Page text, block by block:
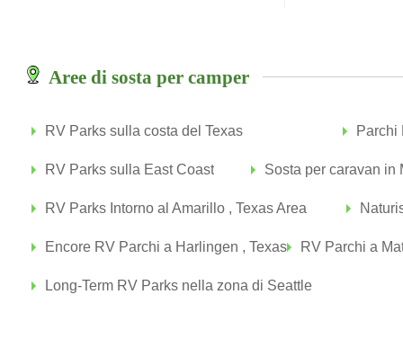
Aree di sosta per camper
RV Parks sulla costa del Texas Parchi
RV Parks sulla East Coast Sosta per caravan in
RV Parks Intorno al Amarillo , Texas Area
Encore RV Parchi a Harlingen , Texas RV Parchi a
Long-Term RV Parks nella zona di Seattle